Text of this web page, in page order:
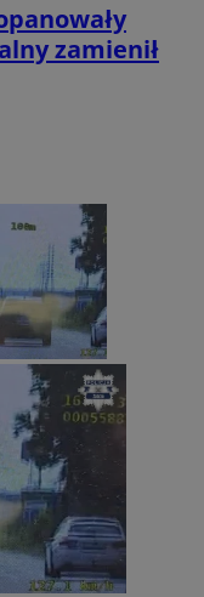
zamienił